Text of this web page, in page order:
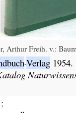
Arthur Freih. v.:
-Verlag 1954.